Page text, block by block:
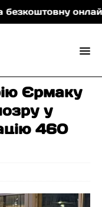
онлайн-
Єрмаку
у
460